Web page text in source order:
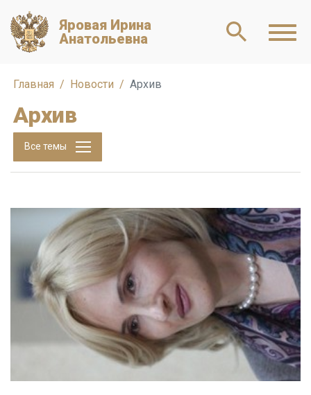
Яровая Ирина
Анатольевна
Главная Новости Архив
Архив
Все темы